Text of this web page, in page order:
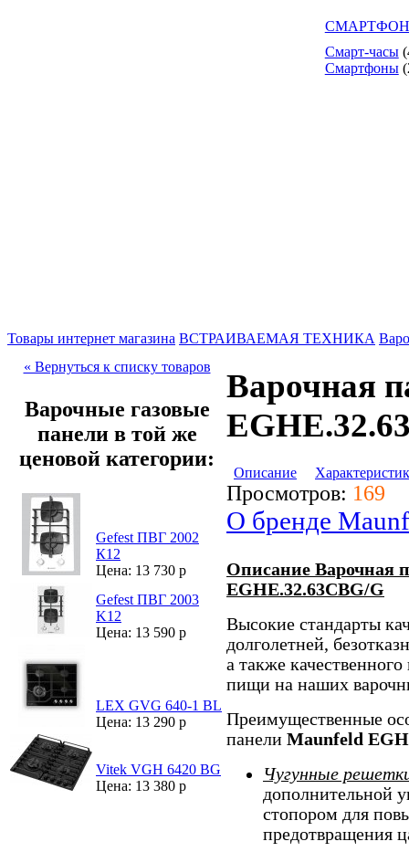
Смарт-часы
Смартфоны
Товары интернет магазина ВСТРАИВАЕМАЯ ТЕХНИКА
« Вернуться к списку товаров
Варочные газовые
панели в той же
ценовой категории:
Gefest ПВГ 2002
К12
Цена: 13 730 р
Gefest ПВГ 2003
K12
Цена: 13 590 р
LEX GVG 640-1 BL
Цена: 13 290 р
Vitek VGH 6420 BG
Цена: 13 380 р
Варочная
Описание
Просмотров: 169
О бренде
Описание Варочная
EGHE.32.63CBG/G
Высокие стандарты
долголетней,
а также
пищи на наших
Преимущественные
панели Maunfeld
Чугунные
дополнительной
стопором для
предотвращения